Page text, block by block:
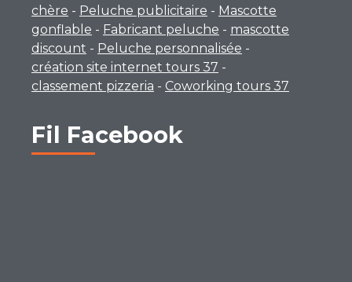
chère - Peluche publicitaire - Mascotte
gonflable - Fabricant peluche - mascotte
discount - Peluche personnalisée -
création site internet tours 37 -
classement pizzeria - Coworking tours 37
Fil Facebook